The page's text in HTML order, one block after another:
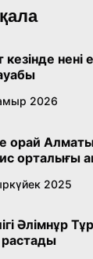
туралы
кезінде
2026
орай
орталығы
2025
Әлімнұр
растады